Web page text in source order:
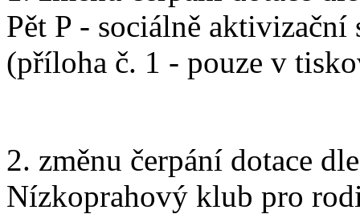
Pět P - sociálně
(příloha č. 1 - pouze v
2. změnu čerpání dotace
Nízkoprahový klub pro